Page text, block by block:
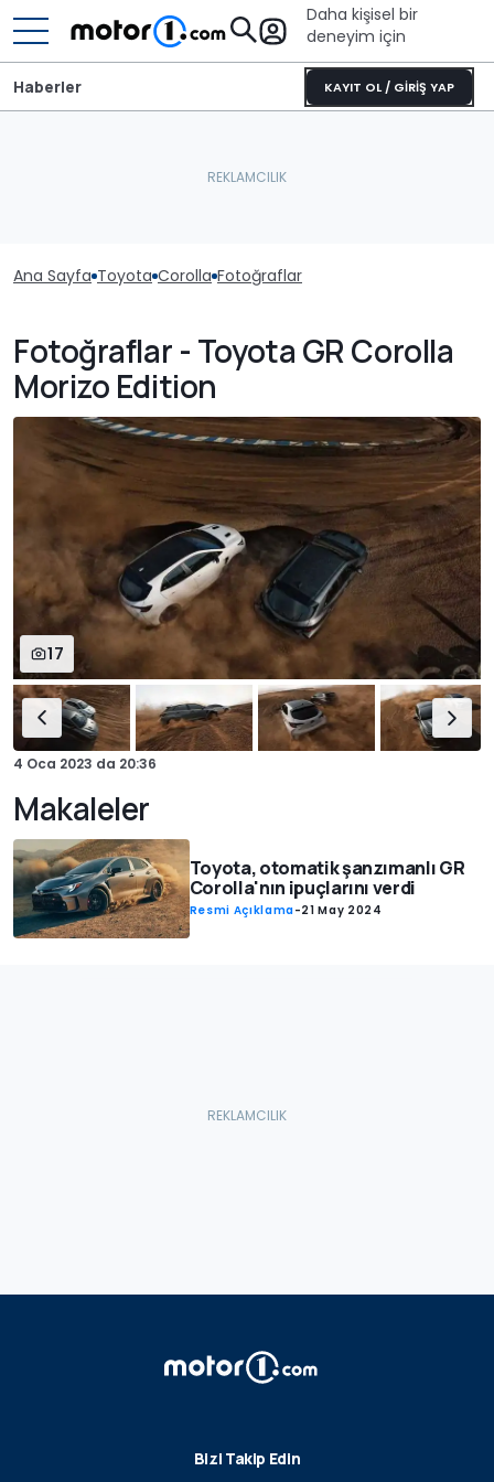
Daha kişisel bir
deneyim için
KAYIT OL / GİRİŞ YAP
Haberler
Ana Sayfa Toyota Corolla Fotoğraflar
Fotoğraflar - Toyota GR Corolla
Morizo Edition
17
4 Oca 2023 da 20:36
Makaleler
Toyota, otomatik şanzımanlı GR
Corolla'nın ipuçlarını verdi
Resmi Açıklama-21 May 2024
Bizi Takip Edin